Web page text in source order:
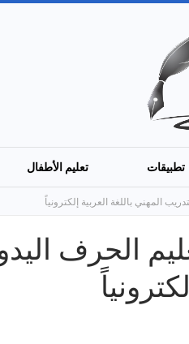
تطبيقات تعليم الأطفال
المهني باللغة العربية إلكترونياً
الحرف